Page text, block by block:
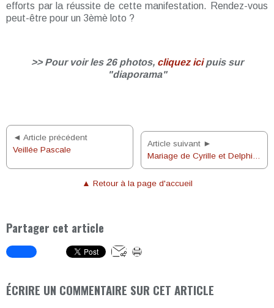
efforts par la réussite de cette manifestation. Rendez-vous
peut-être pour un 3èmè loto ?
>> Pour voir les 26 photos, cliquez icipuis sur
"diaporama"
◄ Article précédent
Veillée Pascale
Article suivant ►
Mariage de Cyrille et Delphine animé par les jeunes de la paroisse
▲ Retour à la page d'accueil
Partager cet article
ÉCRIRE UN COMMENTAIRE SUR CET ARTICLE